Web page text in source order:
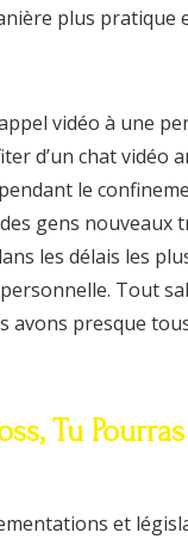
plus pratique
vidéo à une
d’un chat vidéo
le
gens nouveaux
les délais les
Tout
presque
Tu
et